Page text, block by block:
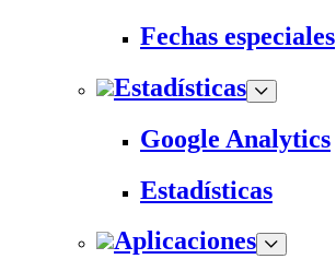
Fechas especiales
Estadísticas
Google Analytics
Estadísticas
Aplicaciones